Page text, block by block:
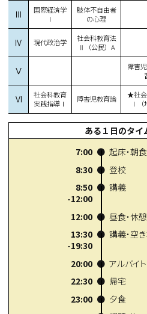
Ⅲ
国際経済学
Ⅰ
肢体不自由者
の心理
Ⅳ 現代政治学
社会科教育法
Ⅱ（公民）A
Ⅴ
障害
Ⅵ
社会科教育
実践指導Ⅰ
障害児教育論
★社
Ⅰ（
ある１日のタイ
7:00
起床・朝
8:30
登校
8:50
-12:00
講義
12:00
昼食・休憩
13:30
-19:30
講義・空
20:00
アルバイト
22:30
帰宅
23:00
夕食